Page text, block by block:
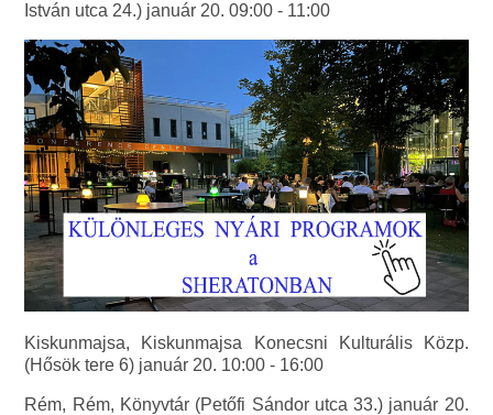
István utca 24.) január 20. 09:00 - 11:00
Kiskunmajsa, Kiskunmajsa Konecsni Kulturális Közp.
(Hősök tere 6) január 20. 10:00 - 16:00
Rém, Rém, Könyvtár (Petőfi Sándor utca 33.) január 20.